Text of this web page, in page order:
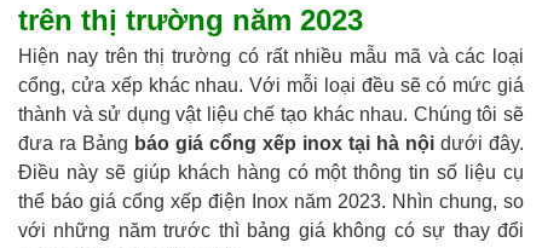
trên thị trường năm 2023
Hiện nay trên thị trường có rất nhiều mẫu mã và các loại
cổng, cửa xếp khác nhau. Với mỗi loại đều sẽ có mức giá
thành và sử dụng vật liệu chế tạo khác nhau. Chúng tôi sẽ
đưa ra Bảng báo giá cổng xếp inox tại hà nội dưới đây.
Điều này sẽ giúp khách hàng có một thông tin số liệu cụ
thể báo giá cổng xếp điện Inox năm 2023. Nhìn chung, so
với những năm trước thì bảng giá không có sự thay đổi